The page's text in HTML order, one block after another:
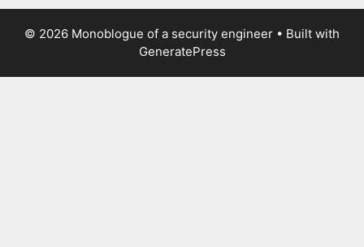
© 2026 Monoblogue of a security engineer • Built with
GeneratePress